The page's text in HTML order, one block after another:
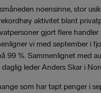
noensinne, stor
aktivitet blant
gjort flere handler
vi med september i
99 %. Sammenlignet med
daglig leder Anders Skar i
som har tapt penger i